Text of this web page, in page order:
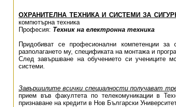
ОХРАНИТЕЛНА ТЕХНИКА И СИСТЕМИ ЗА
компютърна техника
Професия: Техник на електронна техника
Придобиват се професионални компетенции за
разполагането му, спецификата на монтажа и
След завършване на обучението си учениците
системи.
Завършилите всички специалности получават
прием във факултета по телекомуникации в
признаване на кредити в Нов Български